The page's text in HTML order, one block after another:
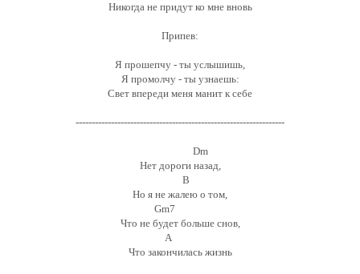
Никогда не придут ко мне вновь
Припев:
Я прошепчу - ты услышишь,
Я промолчу - ты узнаешь:
Свет впереди меня манит к себе
-----------------------------------------------------------------
Dm
Нет дороги назад,
B
Но я не жалею о том,
Gm7
Что не будет больше снов,
A
Что закончилась жизнь